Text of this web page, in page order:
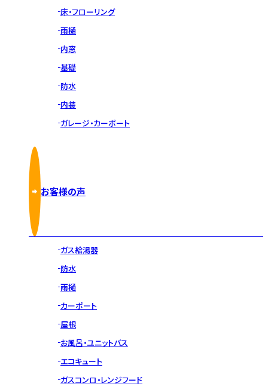
床・フローリング
雨樋
内窓
基礎
防水
内装
ガレージ・カーポート
お客様の声
ガス給湯器
防水
雨樋
カーポート
屋根
お風呂・ユニットバス
エコキュート
ガスコンロ・レンジフード